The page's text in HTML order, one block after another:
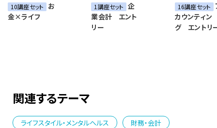
10講座セット お
金×ライフ
1講座セット 企
業会計 エント
リー
16講座セット
カウンティン
グ エントリ
関連するテーマ
ライフスタイル・メンタルヘルス 財務・会計